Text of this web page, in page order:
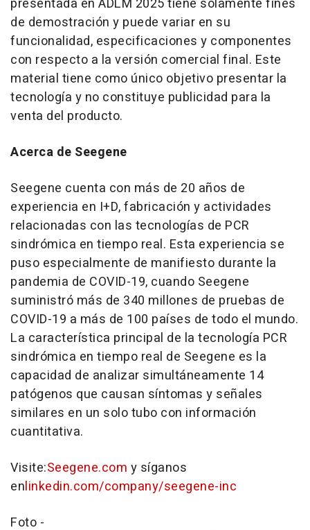
presentada en ADLM 2025 tiene solamente fines
de demostración y puede variar en su
funcionalidad, especificaciones y componentes
con respecto a la versión comercial final. Este
material tiene como único objetivo presentar la
tecnología y no constituye publicidad para la
venta del producto.
Acerca de Seegene
Seegene cuenta con más de 20 años de
experiencia en I+D, fabricación y actividades
relacionadas con las tecnologías de PCR
sindrómica en tiempo real. Esta experiencia se
puso especialmente de manifiesto durante la
pandemia de COVID-19, cuando Seegene
suministró más de 340 millones de pruebas de
COVID-19 a más de 100 países de todo el mundo.
La característica principal de la tecnología PCR
sindrómica en tiempo real de Seegene es la
capacidad de analizar simultáneamente 14
patógenos que causan síntomas y señales
similares en un solo tubo con información
cuantitativa.
Visite:Seegene.com y síganos
enlinkedin.com/company/seegene-inc
Foto -